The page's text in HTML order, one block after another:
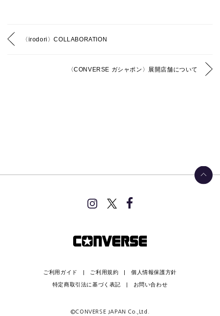
〈irodori〉COLLABORATION
〈CONVERSE ガシャポン〉展開店舗について
ご利用ガイド ご利用規約 個人情報保護方針
特定商取引法に基づく表記 お問い合わせ
©CONVERSE JAPAN Co.,Ltd.